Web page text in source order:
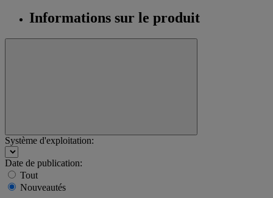
Informations sur le produit
Système d'exploitation:
Date de publication:
Tout
Nouveautés